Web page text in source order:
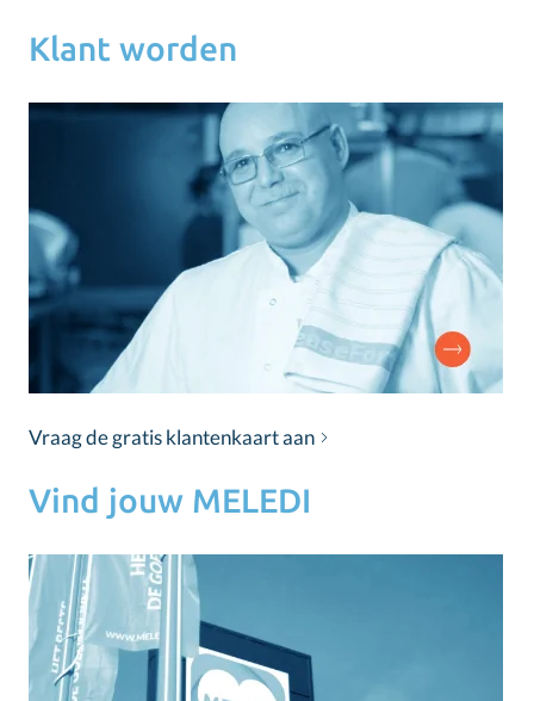
Klant worden
Vraag de gratis klantenkaart aan
Vind jouw MELEDI